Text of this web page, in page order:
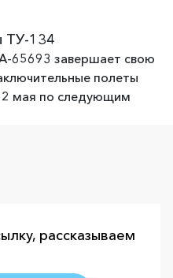
ТУ-134
65693 завершает свою
полеты
мая по следующим
рассказываем